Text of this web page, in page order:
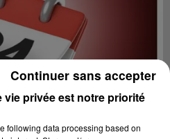
vie privée est notre priorité
following data processing based on
Continuer sans accepter